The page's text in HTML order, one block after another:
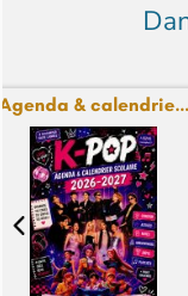
& calendrie...